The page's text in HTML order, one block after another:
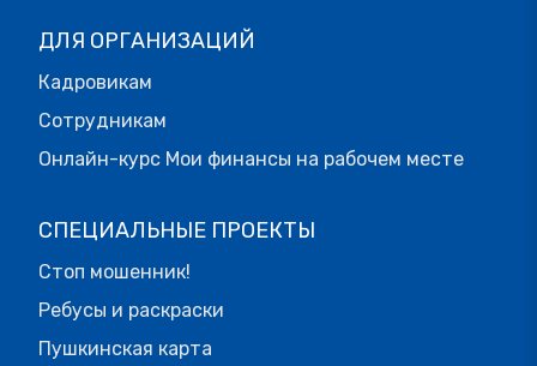
ДЛЯ ОРГАНИЗАЦИЙ
Кадровикам
Сотрудникам
Онлайн-курс Мои финансы на рабочем месте
СПЕЦИАЛЬНЫЕ ПРОЕКТЫ
Стоп мошенник!
Ребусы и раскраски
Пушкинская карта